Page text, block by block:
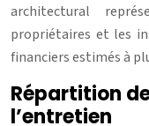
architectural
propriétaires et les
financiers estimés à
Répartition
l’entretien